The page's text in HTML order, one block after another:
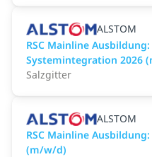
ALSTOM
RSC Mainline
Systemintegration 2026
Salzgitter
ALSTOM
RSC Mainline
(m/w/d)